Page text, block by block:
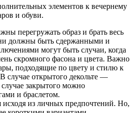
элементов к вечернему
и обуви.
перегружать образ и брать весь
должны быть сдержанными и
могут быть случаи, когда
скромного фасона и цвета. Важно
подходящие по цвету и стилю к
случае открытого декольте —
закрытого можно
и браслетом.
исходя из личных предпочтений. Но,